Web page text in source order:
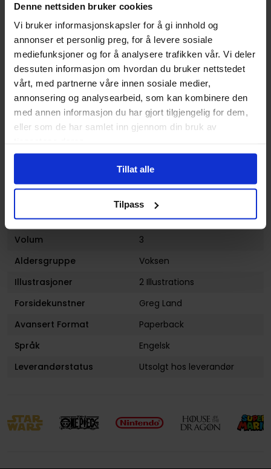
Denne nettsiden bruker cookies
Vi bruker informasjonskapsler for å gi innhold og
annonser et personlig preg, for å levere sosiale
mediefunksjoner og for å analysere trafikken vår. Vi deler
dessuten informasjon om hvordan du bruker nettstedet
vårt, med partnerne våre innen sosiale medier,
annonsering og analysearbeid, som kan kombinere den
med annen informasjon du har gjort tilgjengelig for dem,
eller som de har samlet inn gjennom din bruk av
Tillat alle
Tilpass
Opprinnelsesland :
USA
Format
Paperback
Serie
Symbiote Spider-man
Forfattere
Greg Land ogPeter David
Superhelt
Utgiver
Marvel Comics
(dd.mm.yyyy)
06.07.2021
Volum
3
Aldersgruppe
Voksen
Illustrasjoner
2 Illustrations
Forsidekunstner
Greg Land
Avansert Format
Paperback
Språk
Engelsk
Leverandørstatus
Utsolgt hos leverandør